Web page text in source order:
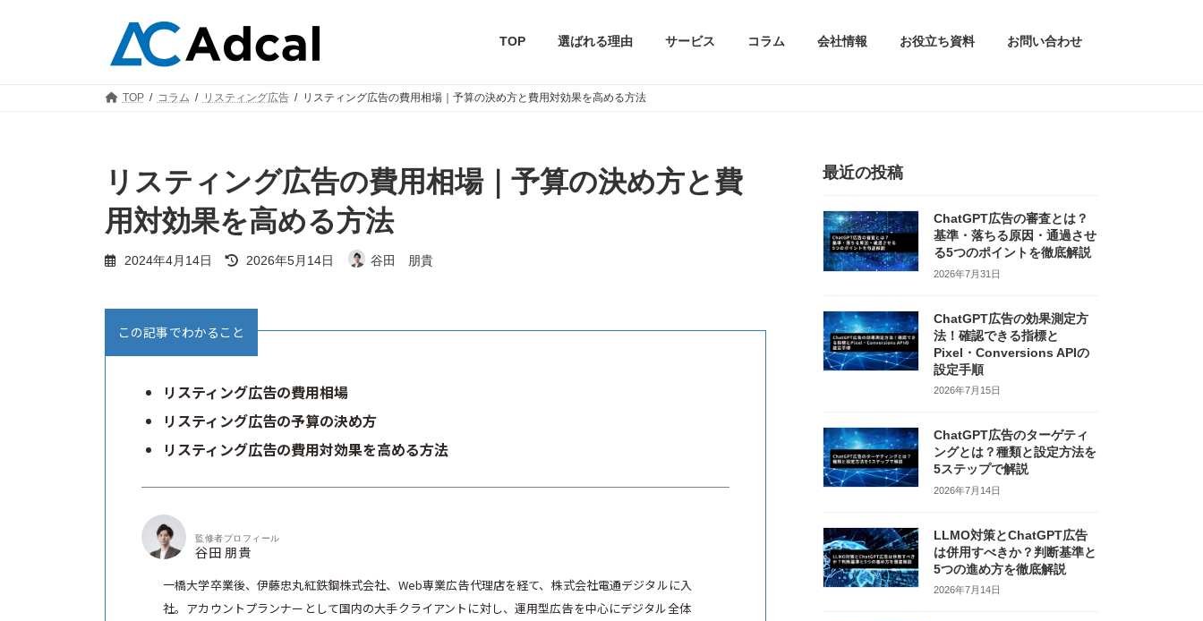
TOP 選ばれる理由 サービス コラム 会社情報 お役立ち資料 お問い合わせ
TOP コラム リスティング広告 リスティング広告の費用相場｜予算の決め方と費用対効果を高める方法
リスティング広告の費用相場｜予算の決め方と費
用対効果を高める方法
2024年4月14日
最
終
時
2026年5月14日 谷田 朋貴
この記事でわかること
リスティング広告の費用相場
リスティング広告の予算の決め方
リスティング広告の費用対効果を高める方法
監修者プロフィール
谷田 朋貴
一橋大学卒業後、伊藤忠丸紅鉄鋼株式会社、Web専業広告代理店を経て、株式会社電通デジタルに入
社。アカウントプランナーとして国内の大手クライアントに対し、運用型広告を中心にデジタル全体
最近の投稿
ChatGPT広告の審査とは？
基準・落ちる原因・通過させ
る5つのポイントを徹底解説
2026年7月31日
ChatGPT広告の効果測定方
法！確認できる指標と
Pixel・Conversions APIの
設定手順
2026年7月15日
ChatGPT広告のターゲティ
ングとは？種類と設定方法を
5ステップで解説
2026年7月14日
LLMO対策とChatGPT広告
は併用すべきか？判断基準と
5つの進め方を徹底解説
2026年7月14日